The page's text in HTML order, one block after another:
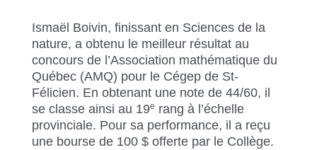
Ismaël Boivin, finissant en Sciences de la
nature, a obtenu le meilleur résultat au
concours de l’Association mathématique du
Québec (AMQ) pour le Cégep de St-
Félicien. En obtenant une note de 44/60, il
se classe ainsi au 19e rang à l’échelle
provinciale. Pour sa performance, il a reçu
une bourse de 100 $ offerte par le Collège.